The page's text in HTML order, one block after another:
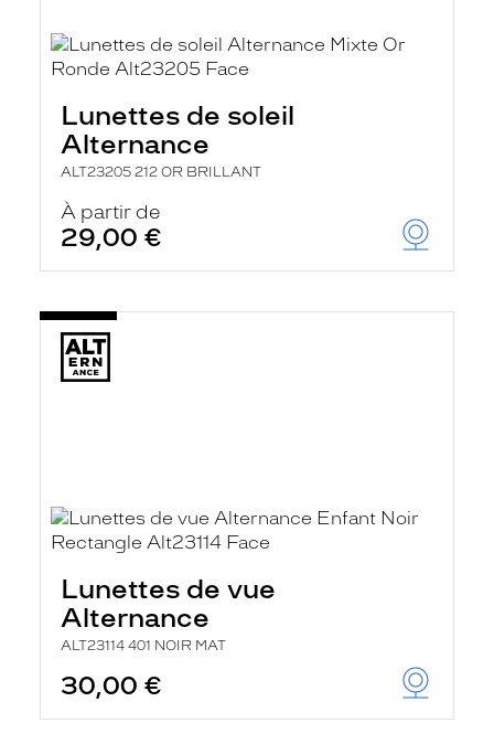
Lunettes de soleil
Alternance
ALT23205 212 OR BRILLANT
À partir de
29,00 €
Lunettes de vue
Alternance
ALT23114 401 NOIR MAT
30,00 €